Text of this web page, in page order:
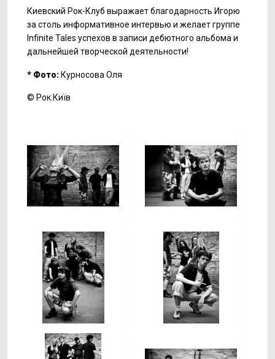
Киевский Рок-Клуб выражает благодарность Игорю
за столь информативное интервью и желает группе
Infinite Tales успехов в записи дебютного альбома и
дальнейшей творческой деятельности!
* Фото: Курносова Оля
© Рок.Київ